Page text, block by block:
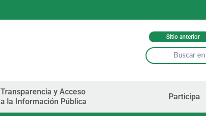
Sitio anterior
Transparencia y Acceso
a la Información Pública
Participa